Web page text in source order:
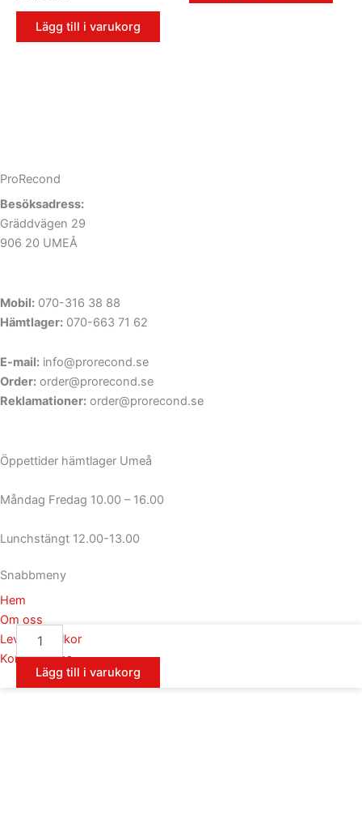
Lägg till i varukorg
ProRecond
Besöksadress:
Gräddvägen 29
906 20 UMEÅ
Mobil: 070-316 38 88
Hämtlager: 070-663 71 62
E-mail: info@prorecond.se
Order: order@prorecond.se
Reklamationer: order@prorecond.se
Öppettider hämtlager Umeå
Måndag Fredag 10.00 – 16.00
Lunchstängt 12.00-13.00
Snabbmeny
Hem
Om oss
Leveransvillkor
Kontakta oss
Rengöringsverktyg
ullrondell
mängd
Lägg till i varukorg